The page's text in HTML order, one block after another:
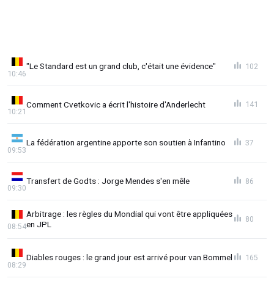
"Le Standard est un grand club, c'était une évidence"
10:46
102
Comment Cvetkovic a écrit l'histoire d'Anderlecht
10:21
141
La fédération argentine apporte son soutien à Infantino
09:53
37
Transfert de Godts : Jorge Mendes s'en mêle
09:30
86
Arbitrage : les règles du Mondial qui vont être appliquées
en JPL
08:54
80
Diables rouges : le grand jour est arrivé pour van Bommel
08:29
165